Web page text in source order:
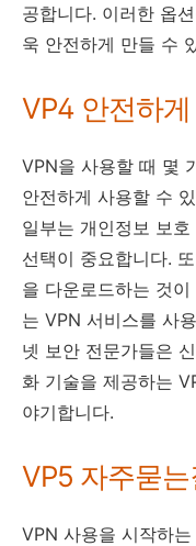
공합니다. 이러한 옵
욱 안전하게 만들 수
VP4 안전하
VPN을 사용할 때 몇
안전하게 사용할 수
일부는 개인정보 보
선택이 중요합니다.
을 다운로드하는 것
는 VPN 서비스를 사
넷 보안 전문가들은
화 기술을 제공하는
야기합니다.
VP5 자주묻는
VPN 사용을 시작하